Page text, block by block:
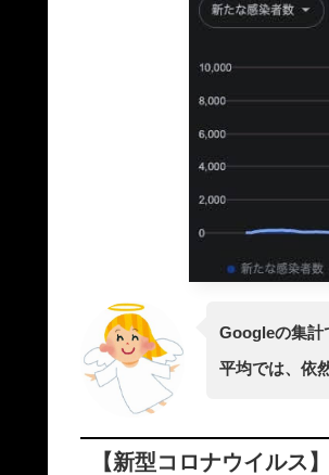
Googleの集計
平均では、依
【新型コロナウイルス